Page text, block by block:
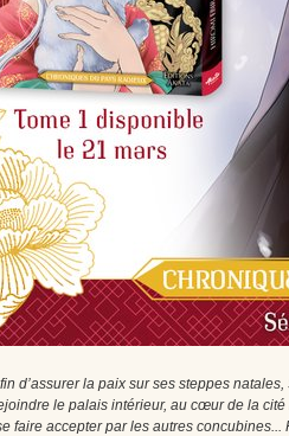
d’assurer la paix sur ses steppes
le palais intérieur, au cœur de la
faire accepter par les autres